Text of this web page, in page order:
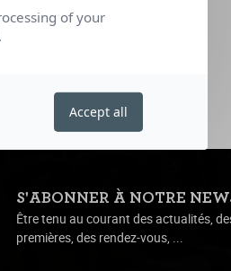
S'ABONNER À NOTRE
Être tenu au courant des actualités,
premières, des rendez-vous, ...
of your
Accept all